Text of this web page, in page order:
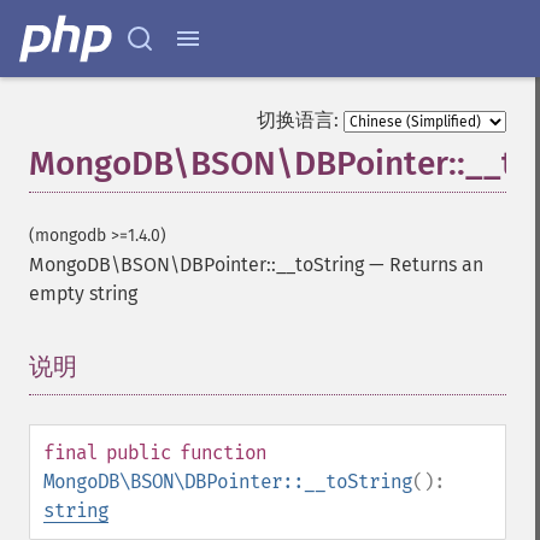
切换语言:
(mongodb >=1.4.0)
MongoDB\BSON\DBPointer::__toString — Returns an
empty string
说明
final public function
MongoDB\BSON\DBPointer::__toString():
string